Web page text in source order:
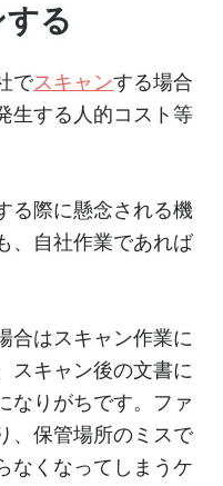
る
でスキャンする場合
生する人的コスト等
る際に懸念される機
、自社作業であれば
合はスキャン作業に
スキャン後の文書に
なりがちです。ファ
、保管場所のミスで
なくなってしまうケ